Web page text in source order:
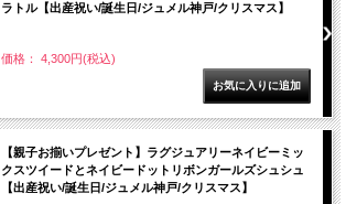
ラトル【出産祝い/誕生日/ジュメル神戸/クリスマス】
価格： 4,300円(税込)
【親子お揃いプレゼント】ラグジュアリーネイビーミッ
クスツイードとネイビードットリボンガールズシュシュ
【出産祝い/誕生日/ジュメル神戸/クリスマス】